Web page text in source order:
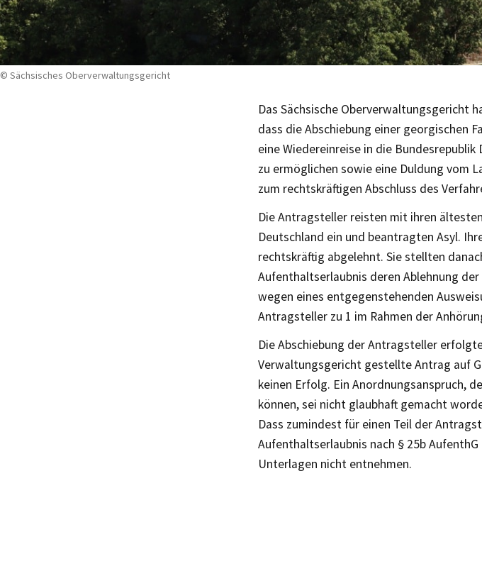
© Sächsisches Oberverwaltungsgericht
Das Sächsische Oberverwaltungsgericht
dass die Abschiebung einer georgischen
eine Wiedereinreise in die
zu ermöglichen sowie eine Duldung vom
zum rechtskräftigen Abschluss des
Die Antragsteller reisten mit ihren
Deutschland ein und beantragten Asyl.
rechtskräftig abgelehnt. Sie stellten
Aufenthaltserlaubnis deren Ablehnung
wegen eines entgegenstehenden
Antragsteller zu 1 im Rahmen der
Die Abschiebung der Antragsteller
Verwaltungsgericht gestellte Antrag auf
keinen Erfolg. Ein Anordnungsanspruch,
können, sei nicht glaubhaft gemacht
Dass zumindest für einen Teil der
Aufenthaltserlaubnis nach § 25b
Unterlagen nicht entnehmen.